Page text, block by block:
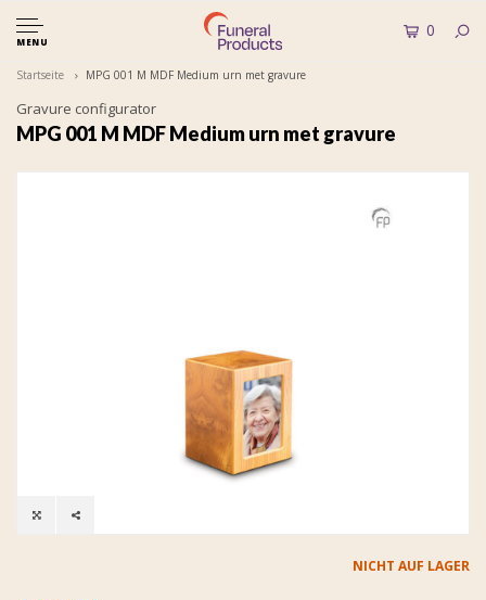
MENU
0
Startseite MPG 001 M MDF Medium urn met gravure
Gravure configurator
MPG 001 M MDF Medium urn met gravure
NICHT AUF LAGER